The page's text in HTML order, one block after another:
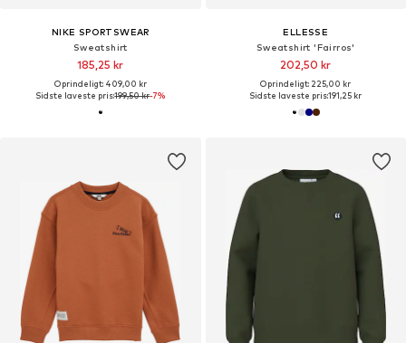
NIKE SPORTSWEAR
Sweatshirt
185,25 kr
Oprindeligt: 409,00 kr
Sidste laveste pris:199,50 kr-7%
ELLESSE
Sweatshirt 'Fairros'
202,50 kr
Oprindeligt: 225,00 kr
Sidste laveste pris:191,25 kr